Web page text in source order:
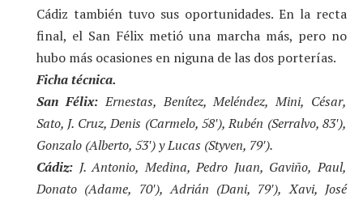
Cádiz también tuvo sus oportunidades. En la recta
final, el San Félix metió una marcha más, pero no
hubo más ocasiones en niguna de las dos porterías.
Ficha técnica.
San Félix:Ernestas, Benítez, Meléndez, Mini, César,
Sato, J. Cruz, Denis (Carmelo, 58′), Rubén (Serralvo, 83′),
Gonzalo (Alberto, 53′) y Lucas (Styven, 79′).
Cádiz: J. Antonio, Medina, Pedro Juan, Gaviño, Paul,
Donato (Adame, 70′), Adrián (Dani, 79′), Xavi, José